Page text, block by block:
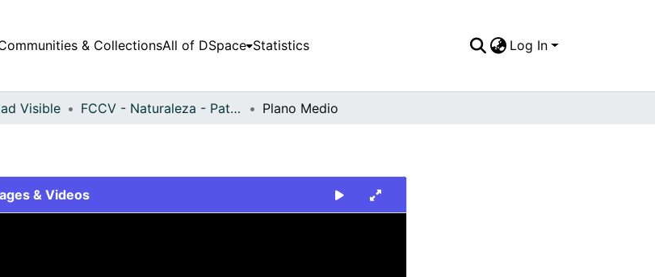
& CollectionsAll of DSpace Statistics Log In
Visible FCCV - Naturaleza - Patrimonial Plano Medio
& Videos